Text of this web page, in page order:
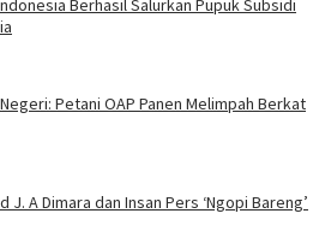
Berhasil Salurkan Pupuk Subsidi
Petani OAP Panen Melimpah Berkat
J. A Dimara dan Insan Pers ‘Ngopi Bareng’